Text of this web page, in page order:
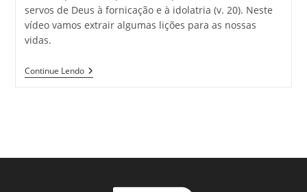
servos de Deus à fornicação e à idolatria (v. 20). Neste
vídeo vamos extrair algumas lições para as nossas
vidas.
Continue Lendo